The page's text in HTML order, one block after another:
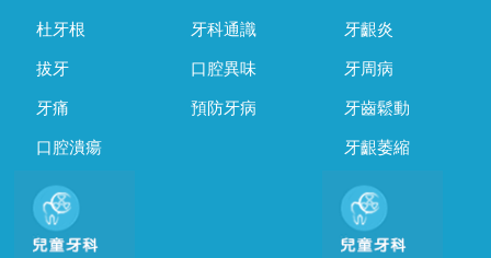
杜牙根
拔牙
牙痛
口腔潰瘍
牙科通識
口腔異味
預防牙病
牙齦炎
牙周病
牙齒鬆動
牙齦萎縮